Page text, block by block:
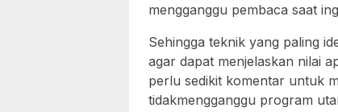
mengganggu pembaca saat
Sehingga teknik yang paling
agar dapat menjelaskan nilai
perlu sedikit komentar untuk
tidakmengganggu program